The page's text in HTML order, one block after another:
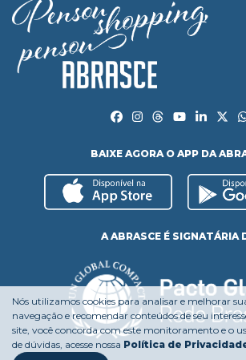
BAIXE AGORA O APP DA
A ABRASCE É SIGNATÁRIA
Nós utilizamos cookies para analisar e melhorar
navegação e recomendar conteúdos de seu
site, você concorda com este monitoramento e o
de dúvidas, acesse nossa Política de